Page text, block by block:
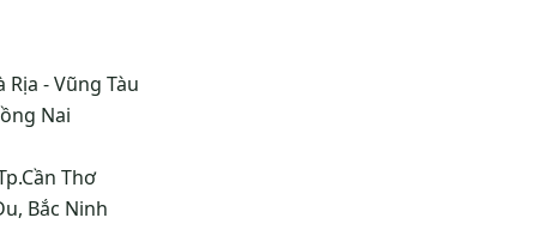
Rịa - Vũng Tàu
Nai
Thơ
Bắc Ninh